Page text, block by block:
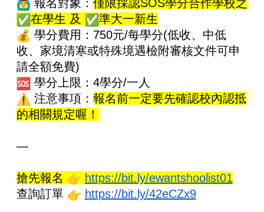
報名對象： 僅限採認SOS學分合作學校之
在學生 及
準大一新生
學分費用：750元/每學分(低收、中低
收、 家境清寒或特殊境遇檢附審核文件可申
請全額免費)
學分上限：4學分/一人
注意事項： 報名前一定要先確認校內認抵
的相關規定喔！
—
搶先報名 https://bit.ly/ewantshoolist01
查詢訂單
https://bit.ly/42eCZx9